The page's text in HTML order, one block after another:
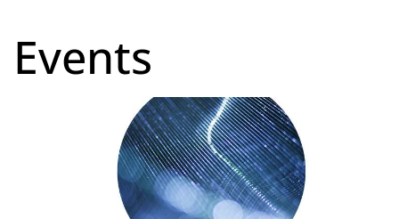
Events